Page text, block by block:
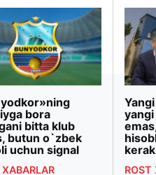
bora
bitta klub
butun o`zbek
uchun signal
XABARLAR
kerak
ROST